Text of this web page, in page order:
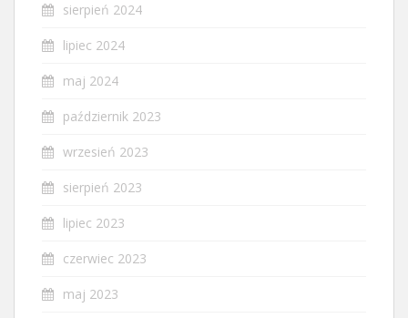
sierpień 2024
lipiec 2024
maj 2024
październik 2023
wrzesień 2023
sierpień 2023
lipiec 2023
czerwiec 2023
maj 2023